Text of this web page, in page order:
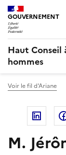
GOUVERNEMENT
Haut Conseil
hommes
Voir le fil d'Ariane
M.